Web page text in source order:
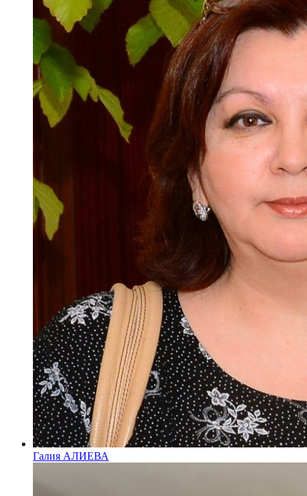
Галия АЛИЕВА